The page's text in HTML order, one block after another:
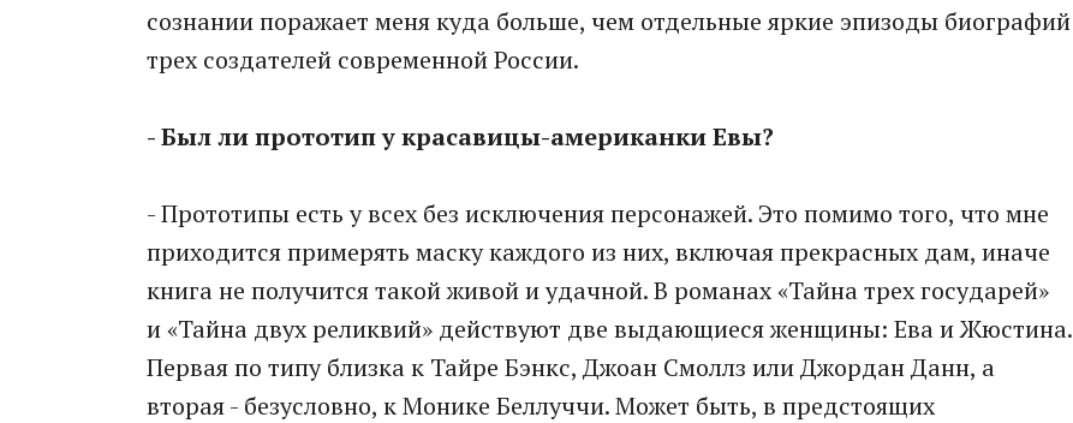
сознании поражает меня куда больше, чем отдельные яркие эпизоды биографий
трех создателей современной России.
- Был ли прототип у красавицы-американки Евы?
- Прототипы есть у всех без исключения персонажей. Это помимо того, что мне
приходится примерять маску каждого из них, включая прекрасных дам, иначе
книга не получится такой живой и удачной. В романах «Тайна трех государей»
и «Тайна двух реликвий» действуют две выдающиеся женщины: Ева и Жюстина.
Первая по типу близка к Тайре Бэнкс, Джоан Смоллз или Джордан Данн, а
вторая - безусловно, к Монике Беллуччи. Может быть, в предстоящих